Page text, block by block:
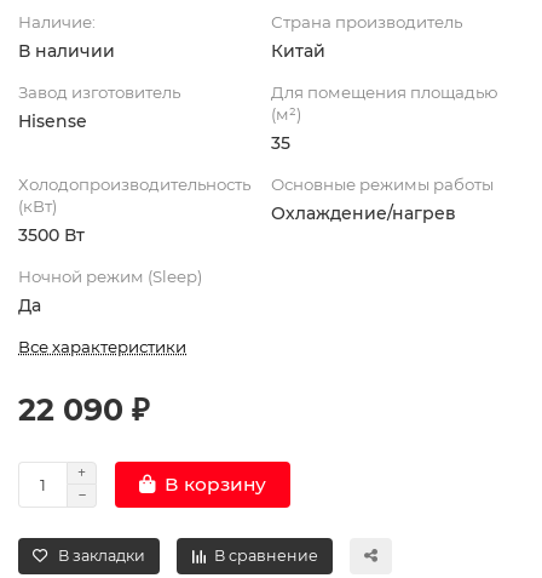
Наличие:
В наличии
Страна производитель
Китай
Завод изготовитель
Hisense
Для помещения площадью
(м²)
35
Холодопроизводительность
(кВт)
3500 Вт
Основные режимы работы
Охлаждение/нагрев
Ночной режим (Sleep)
Да
Все характеристики
22 090 ₽
В корзину
В закладки В сравнение